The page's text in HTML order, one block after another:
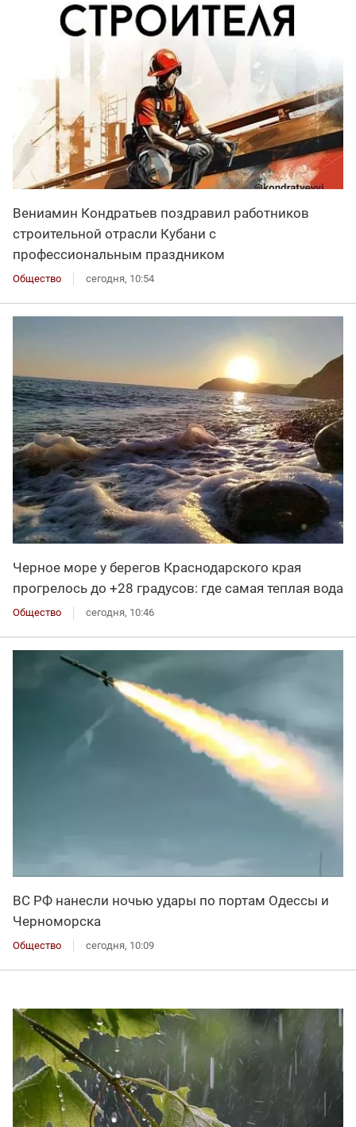
Вениамин Кондратьев поздравил работников
строительной отрасли Кубани с
профессиональным праздником
Общество сегодня, 10:54
Черное море у берегов Краснодарского края
прогрелось до +28 градусов: где самая теплая вода
Общество сегодня, 10:46
ВС РФ нанесли ночью удары по портам Одессы и
Черноморска
Общество сегодня, 10:09